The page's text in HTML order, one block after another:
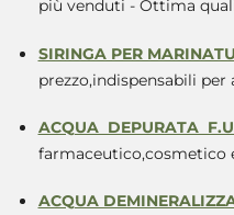
più venduti - Ottima
SIRINGA PER
prezzo,indispensabili per
ACQUA DEPURATA
farmaceutico,cosmetico
ACQUA